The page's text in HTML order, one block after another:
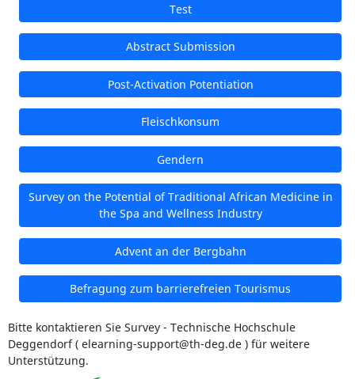
Test
Abstract Submission
Post-Activation Potentiation
Fleischkonsum
Gendern
Survey on the Potential of Traditional African Medicine in
the Spa and Wellness Industry
Advent an der Bergbahn
Befragung zum barrierefreien Tourismus
Bitte kontaktieren Sie Survey - Technische Hochschule
Deggendorf ( elearning-support@th-deg.de ) für weitere
Unterstützung.